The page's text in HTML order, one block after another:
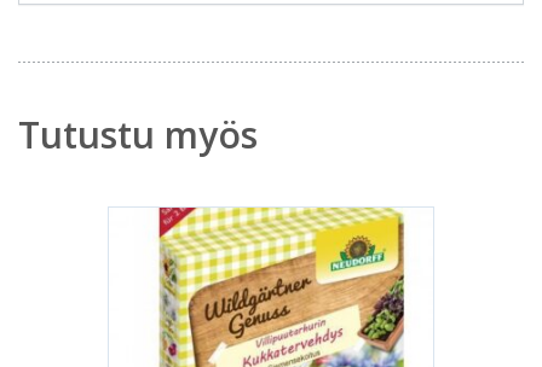
Tutustu myös